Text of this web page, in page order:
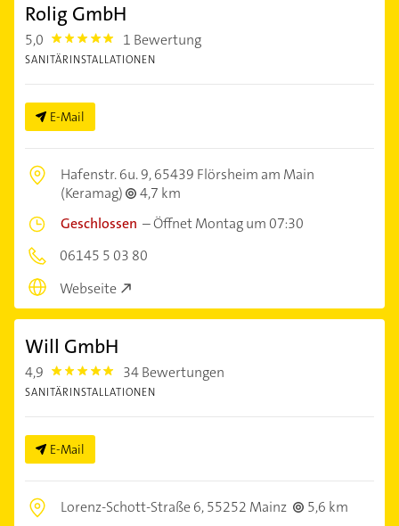
Rolig GmbH
5,0 5.0 1 Bewertung
SANITÄRINSTALLATIONEN
E-Mail
Hafenstr. 6u. 9,65439 Flörsheim am Main
(Keramag)
4,7 km
Geschlossen –Öffnet Montag um 07:30
06145 5 03 80
Webseite
Will GmbH
4,9 4.9 34 Bewertungen
SANITÄRINSTALLATIONEN
E-Mail
Lorenz-Schott-Straße 6,55252 Mainz
5,6 km